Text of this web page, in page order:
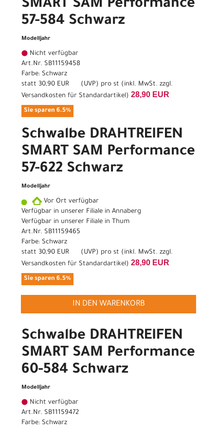
SMART SAM Performance
57-584 Schwarz
Modelljahr
Nicht verfügbar
Art.Nr. SB11159458
Farbe: Schwarz
statt 30,90 EUR ( UVP) pro st (inkl. MwSt. zzgl.
Versandkosten für Standardartikel) 28,90 EUR
Sie sparen 6.5%
Schwalbe DRAHTREIFEN
SMART SAM Performance
57-622 Schwarz
Modelljahr
Vor Ort verfügbar
Verfügbar in unserer Filiale in Annaberg
Verfügbar in unserer Filiale in Thum
Art.Nr. SB11159465
Farbe: Schwarz
statt 30,90 EUR ( UVP) pro st (inkl. MwSt. zzgl.
Versandkosten für Standardartikel) 28,90 EUR
Sie sparen 6.5%
IN DEN WARENKORB
Schwalbe DRAHTREIFEN
SMART SAM Performance
60-584 Schwarz
Modelljahr
Nicht verfügbar
Art.Nr. SB11159472
Farbe: Schwarz